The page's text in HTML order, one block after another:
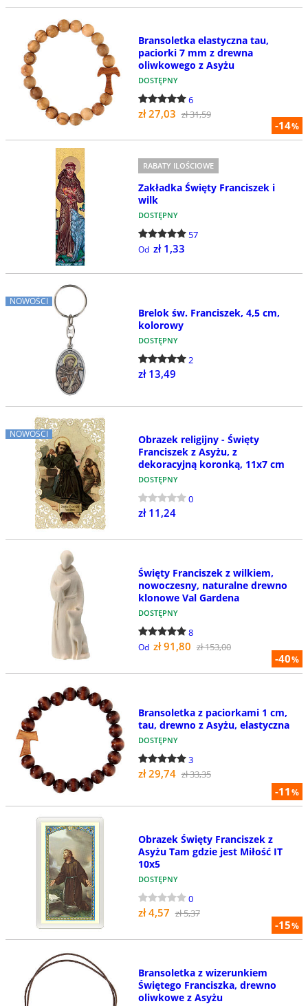
-14%
Bransoletka elastyczna tau,
paciorki 7 mm z drewna
oliwkowego z Asyżu
DOSTĘPNY
6
zł 27,03 zł 31,59
RABATY ILOŚCIOWE
Zakładka Święty Franciszek i
wilk
DOSTĘPNY
57
Od zł 1,33
NOWOŚCI
Brelok św. Franciszek, 4,5 cm,
kolorowy
DOSTĘPNY
2
zł 13,49
NOWOŚCI
Obrazek religijny - Święty
Franciszek z Asyżu, z
dekoracyjną koronką, 11x7 cm
DOSTĘPNY
0
zł 11,24
-40%
Święty Franciszek z wilkiem,
nowoczesny, naturalne drewno
klonowe Val Gardena
DOSTĘPNY
8
Od zł 91,80 zł 153,00
-11%
Bransoletka z paciorkami 1 cm,
tau, drewno z Asyżu, elastyczna
DOSTĘPNY
3
zł 29,74 zł 33,35
-15%
Obrazek Święty Franciszek z
Asyżu Tam gdzie jest Miłość IT
10x5
DOSTĘPNY
0
zł 4,57 zł 5,37
Bransoletka z wizerunkiem
Świętego Franciszka, drewno
oliwkowe z Asyżu